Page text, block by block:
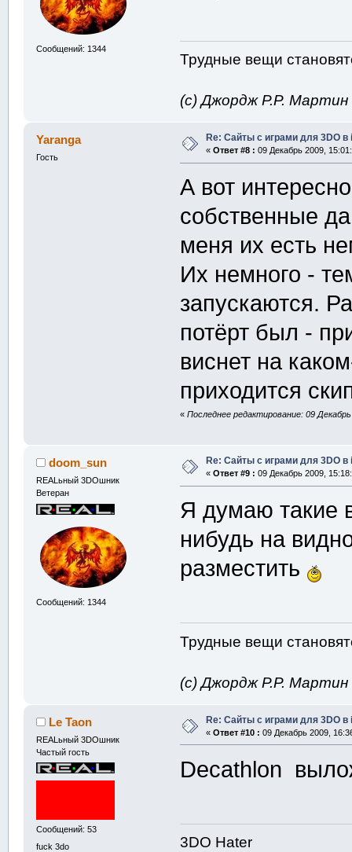
Сообщений: 1344
Трудные вещи
(с) Джордж Р.Р.
Yaranga
Гость
Re: Сайты с играми для 3DO
« Ответ #8 : 09 Декабрь 2009,
А вот
собственные
меня их есть
Их немного -
запускаются.
потёрт был -
виснет на
приходится
«Последнее редактирование: 09
doom_sun
REALьный 3DOшник
Ветеран
Сообщений: 1344
Re: Сайты с играми для 3DO
« Ответ #9 : 09 Декабрь 2009,
Я думаю такие
нибудь на
разместить
Трудные вещи
(с) Джордж Р.Р.
Le Taon
REALьный 3DOшник
Частый гость
Сообщений: 53
fuck 3do
Re: Сайты с играми для 3DO
« Ответ #10 : 09 Декабрь 2009,
Decathlon
3DO Hater